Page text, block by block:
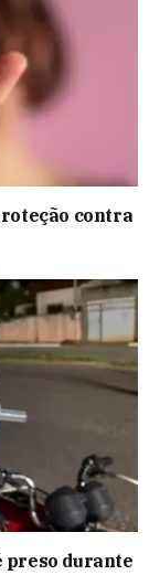
contra
preso durante